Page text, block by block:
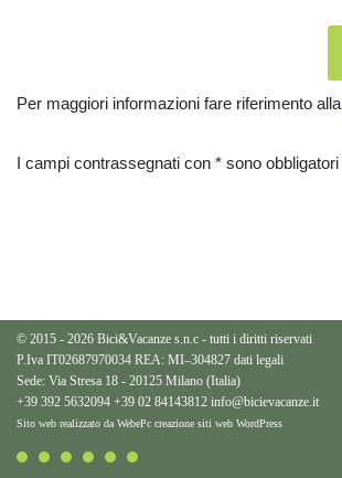
Per maggiori informazioni fare riferimento alla
I campi contrassegnati con * sono obbligatori
© 2015 - 2026 Bici&Vacanze s.n.c - tutti i diritti riservati
P.Iva IT02687970034 REA: MI–304827 dati legali
Sede: Via Stresa 18 - 20125 Milano (Italia)
+39 392 5632094 +39 02 84143812 info@bicievacanze.it
Sito web realizzato da WebePc creazione siti web WordPress